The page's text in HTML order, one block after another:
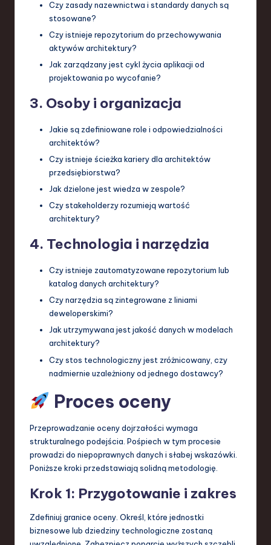
Czy zasady nazewnictwa i standardy danych są
stosowane?
Czy istnieje repozytorium do przechowywania
aktywów architektury?
Jak zarządzany jest cykl życia aplikacji od
projektowania po wycofanie?
3. Osoby i organizacja
Jakie są zdefiniowane role i odpowiedzialności
architektów?
Czy istnieje ścieżka kariery dla architektów
przedsiębiorstwa?
Jak dzielone jest wiedza w zespole?
Czy stakeholderzy rozumieją wartość
architektury?
4. Technologia i narzędzia
Czy istnieje zautomatyzowane repozytorium lub
katalog danych architektury?
Czy narzędzia są zintegrowane z liniami
deweloperskimi?
Jak utrzymywana jest jakość danych w modelach
architektury?
Czy stos technologiczny jest zróżnicowany, czy
nadmiernie uzależniony od jednego dostawcy?
Proces oceny
Przeprowadzanie oceny dojrzałości wymaga
strukturalnego podejścia. Pośpiech w tym procesie
prowadzi do niepoprawnych danych i słabej wskazówki.
Poniższe kroki przedstawiają solidną metodologię.
Krok 1: Przygotowanie i zakres
Zdefiniuj granice oceny. Określ, które jednostki
biznesowe lub dziedziny technologiczne zostaną